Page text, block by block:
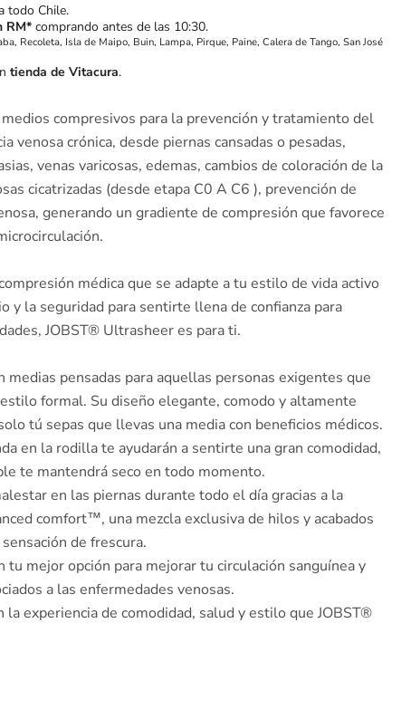
todo Chile.
RM*comprando antes de las 10:30.
Recoleta, Isla de Maipo, Buin, Lampa, Pirque, Paine, Calera de Tango, San José
tienda de Vitacura.
compresivos para la prevención y tratamiento del
venosa crónica, desde piernas cansadas o pesadas,
venas varicosas, edemas, cambios de coloración de la
cicatrizadas (desde etapa C0 A C6 ), prevención de
generando un gradiente de compresión que favorece
médica que se adapte a tu estilo de vida activo
y la seguridad para sentirte llena de confianza para
JOBST® Ultrasheer es para ti.
medias pensadas para aquellas personas exigentes que
formal. Su diseño elegante, comodo y altamente
tú sepas que llevas una media con beneficios médicos.
en la rodilla te ayudarán a sentirte una gran comodidad,
te mantendrá seco en todo momento.
en las piernas durante todo el día gracias a la
comfort™, una mezcla exclusiva de hilos y acabados
de frescura.
tu mejor opción para mejorar tu circulación sanguínea y
a las enfermedades venosas.
la experiencia de comodidad, salud y estilo que JOBST®